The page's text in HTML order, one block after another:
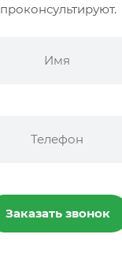
проконсультируют.
Заказать звонок